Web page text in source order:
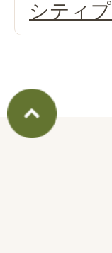
シティ